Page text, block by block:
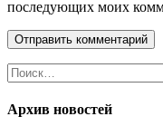
последующих моих
Найти:
Архив новостей